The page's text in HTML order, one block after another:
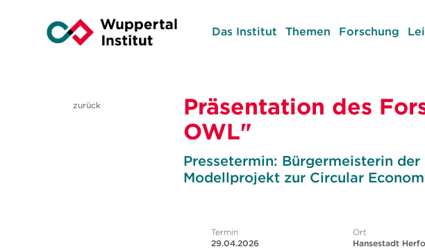
Das Institut Themen Forschung
zurück
Präsentation des
OWL"
Pressetermin: Bürgermeisterin
Modellprojekt zur Circular
Termin
29.04.2026
Ort
Hansestadt